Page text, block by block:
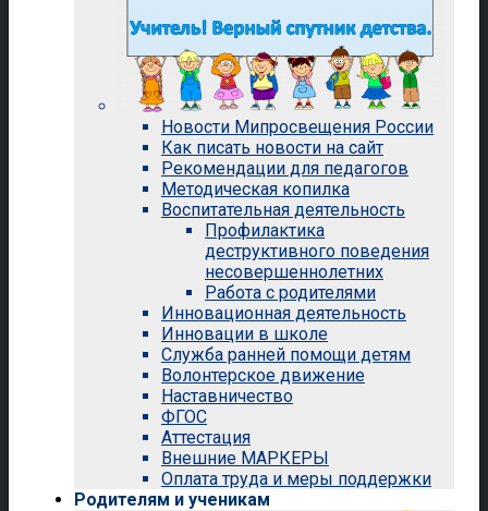
Новости Мипросвещения России
Как писать новости на сайт
Рекомендации для педагогов
Методическая копилка
Воспитательная деятельность
Профилактика
деструктивного поведения
несовершеннолетних
Работа с родителями
Инновационная деятельность
Инновации в школе
Служба ранней помощи детям
Волонтерское движение
Наставничество
ФГОС
Аттестация
Внешние МАРКЕРЫ
Оплата труда и меры поддержки
Родителям и ученикам